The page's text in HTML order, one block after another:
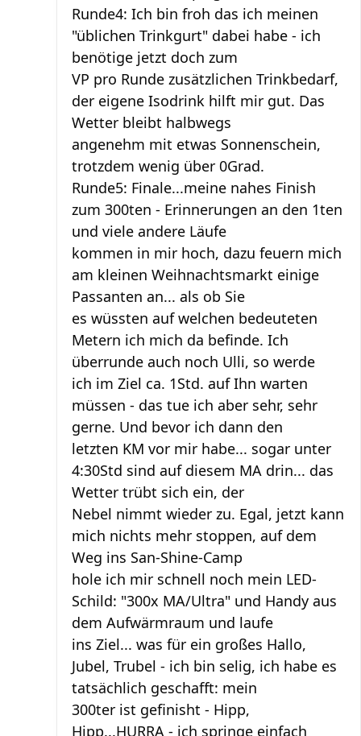
Runde4: Ich bin froh das ich meinen
"üblichen Trinkgurt" dabei habe - ich
benötige jetzt doch zum
VP pro Runde zusätzlichen Trinkbedarf,
der eigene Isodrink hilft mir gut. Das
Wetter bleibt halbwegs
angenehm mit etwas Sonnenschein,
trotzdem wenig über 0Grad.
Runde5: Finale...meine nahes Finish
zum 300ten - Erinnerungen an den 1ten
und viele andere Läufe
kommen in mir hoch, dazu feuern mich
am kleinen Weihnachtsmarkt einige
Passanten an... als ob Sie
es wüssten auf welchen bedeuteten
Metern ich mich da befinde. Ich
überrunde auch noch Ulli, so werde
ich im Ziel ca. 1Std. auf Ihn warten
müssen - das tue ich aber sehr, sehr
gerne. Und bevor ich dann den
letzten KM vor mir habe... sogar unter
4:30Std sind auf diesem MA drin... das
Wetter trübt sich ein, der
Nebel nimmt wieder zu. Egal, jetzt kann
mich nichts mehr stoppen, auf dem
Weg ins San-Shine-Camp
hole ich mir schnell noch mein LED-
Schild: "300x MA/Ultra" und Handy aus
dem Aufwärmraum und laufe
ins Ziel... was für ein großes Hallo,
Jubel, Trubel - ich bin selig, ich habe es
tatsächlich geschafft: mein
300ter ist gefinisht - Hipp,
Hipp...HURRA - ich springe einfach